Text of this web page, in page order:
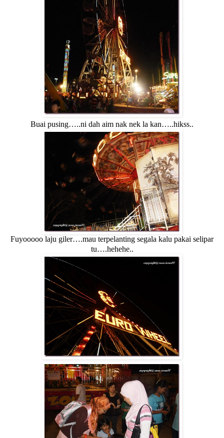
Buai pusing…..ni dah aim nak nek la kan…..hikss..
Fuyooooo laju giler….mau terpelanting segala kalu pakai selipar
tu….hehehe..